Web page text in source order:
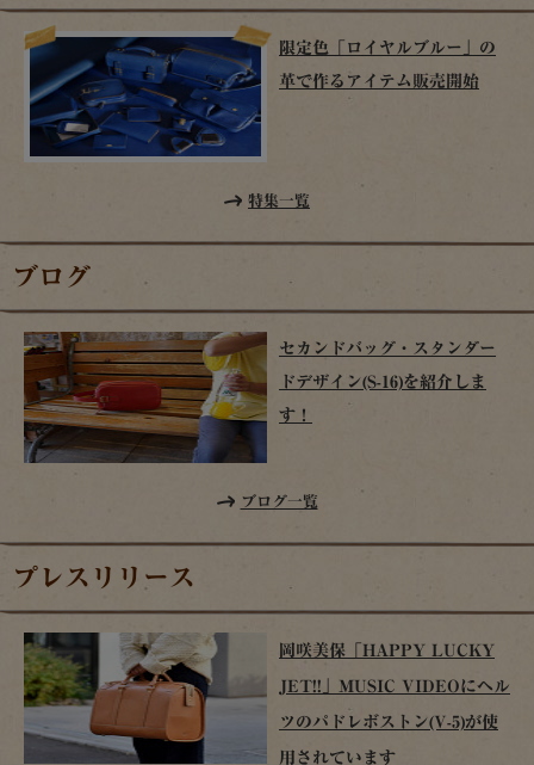
限定色「ロイヤルブルー」の
革で作るアイテム販売開始
特集一覧
ブログ
セカンドバッグ・スタンダー
ドデザイン(S-16)を紹介しま
す！
ブログ一覧
プレスリリース
岡咲美保「HAPPY LUCKY
JET!!」MUSIC VIDEOにヘル
ツのパドレボストン(V-5)が使
用されています